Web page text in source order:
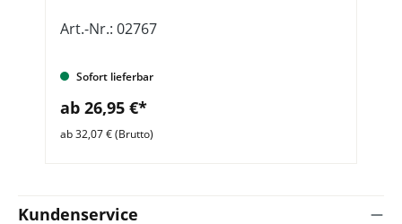
Art.-Nr.: 02767
Sofort lieferbar
ab 26,95 €*
ab 32,07 € (Brutto)
Kundenservice